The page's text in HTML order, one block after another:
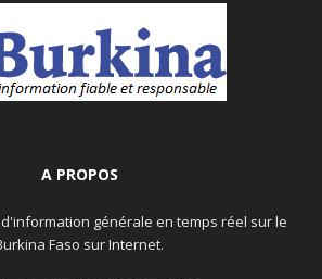
A PROPOS
générale en temps réel sur le
Faso sur Internet.